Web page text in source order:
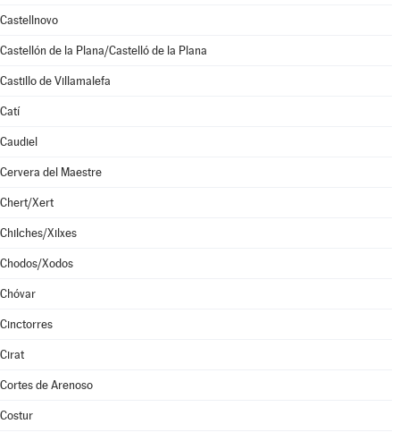
Castellnovo
Castellón de la Plana/Castelló de la Plana
Castillo de Villamalefa
Catí
Caudiel
Cervera del Maestre
Chert/Xert
Chilches/Xilxes
Chodos/Xodos
Chóvar
Cinctorres
Cirat
Cortes de Arenoso
Costur